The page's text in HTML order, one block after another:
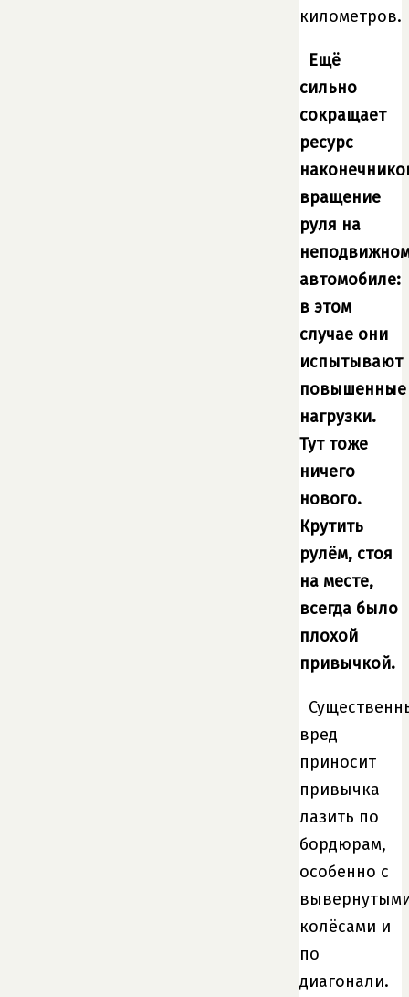
километров.
Ещё
сильно
сокращает
ресурс
вращение
руля на
автомобиле:
в этом
случае они
испытывают
повышенные
нагрузки.
Тут тоже
ничего
нового.
Крутить
рулём, стоя
на месте,
всегда было
плохой
привычкой.
вред
приносит
привычка
лазить по
бордюрам,
особенно с
колёсами и
по
диагонали.